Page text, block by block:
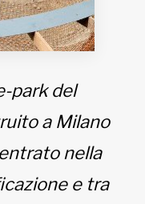
park del
a Milano
nella
e tra